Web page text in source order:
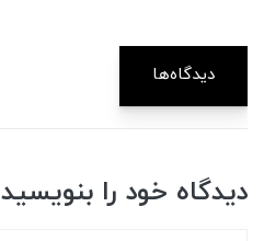
دیدگاه‌ها
دیدگاه خود را بنویسید